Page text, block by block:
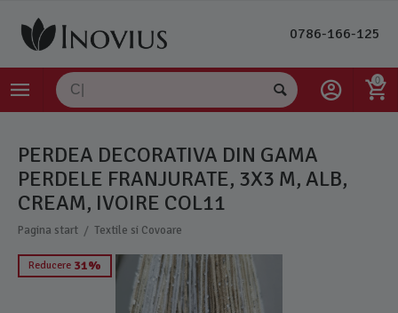
0786-166-125
0
PERDEA DECORATIVA DIN GAMA
PERDELE FRANJURATE, 3X3 M, ALB,
CREAM, IVOIRE COL11
Pagina start / Textile si Covoare
Reducere 31%